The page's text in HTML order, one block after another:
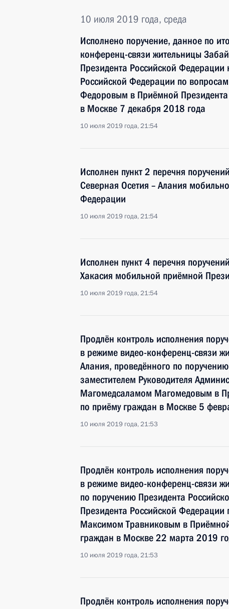
10 июля 2019 года, среда
Исполнено поручение, данное по
конференц-связи жительницы
Президента Российской
Российской Федерации по
Федоровым в Приёмной
в Москве 7 декабря 2018 года
10 июля 2019 года, 21:54
Исполнен пункт 2 перечня
Северная Осетия – Алания
Федерации
10 июля 2019 года, 21:54
Исполнен пункт 4 перечня
Хакасия мобильной приёмной
10 июля 2019 года, 21:54
Продлён контроль исполнения
в режиме видео-конференц-связи
Алания, проведённого по
заместителем Руководителя
Магомедсаламом Магомедовым в
по приёму граждан в Москве 5
10 июля 2019 года, 21:53
Продлён контроль исполнения
в режиме видео-конференц-связи
по поручению Президента
Президента Российской Федерации
Максимом Травниковым в
граждан в Москве 22 марта 2019
10 июля 2019 года, 21:53
Продлён контроль исполнения